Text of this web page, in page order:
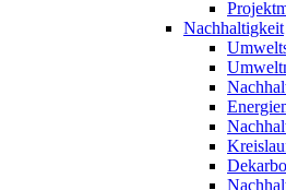
Nachhaltigkeit